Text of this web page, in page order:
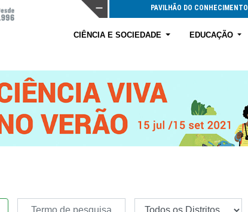
PAVILHÃO DO CONHECIMENTO
CIÊNCIA E SOCIEDADE EDUCAÇÃO